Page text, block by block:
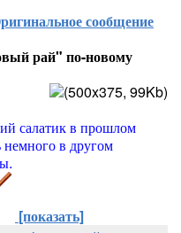
сообщение
рай" по-новому
салатик в прошлом
немного в другом
[показать]